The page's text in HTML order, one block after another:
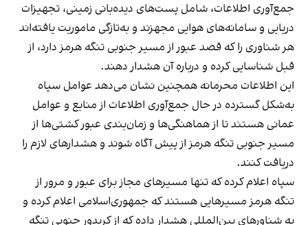
جمع‌آوری اطلاعات، شامل پست‌های دیده‌بانی زمینی، تجهیزات
دریایی و سامانه‌های هوایی مجهزند و به‌تازگی ماموریت یافته‌اند
هر شناوری را که قصد عبور از مسیر جنوبی تنگه هرمز دارد، از
قبل شناسایی کرده و درباره آن هشدار دهند.
این اطلاعات محرمانه همچنین نشان می‌دهد عوامل سپاه
به‌شکل گسترده در حال جمع‌آوری اطلاعات از منابع و عوامل
عمانی هستند تا از هماهنگی‌ها و زمان‌بندی عبور کشتی‌ها از
مسیر جنوبی تنگه هرمز از پیش آگاه شوند و هشدارهای لازم را
دریافت کنند.
سپاه اعلام کرده که تنها مسیرهای مجاز برای عبور و مرور از
تنگه هرمز مسیرهایی هستند که جمهوری‌اسلامی اعلام کرده و
به شناورهای بین‌المللی هشدار داده که از کریدور جنوبی تنگه